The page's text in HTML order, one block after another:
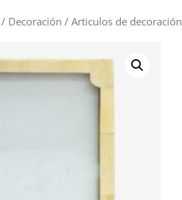
Decoración / Articulos de decoración